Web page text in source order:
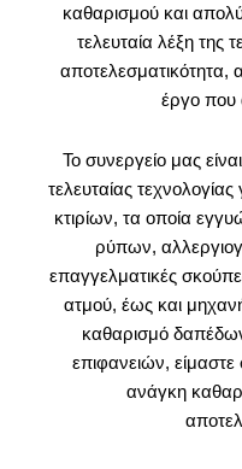
καθαρισμού και
τελευταία λέξη της
αποτελεσματικότητα,
έργο που
Το συνεργείο μας
τελευταίας
κτιρίων, τα οποία
ρύπων,
επαγγελματικές
ατμού, έως και
καθαρισμό
επιφανειών,
ανάγκη